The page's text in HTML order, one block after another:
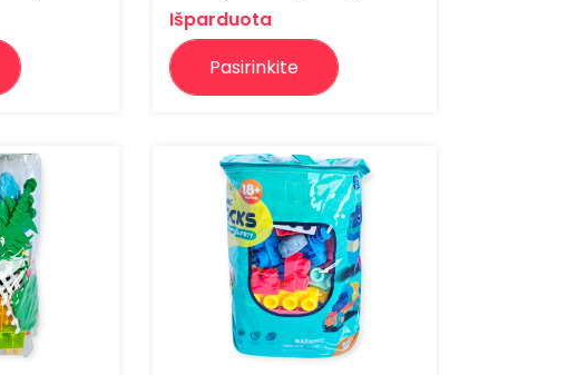
Išparduota
Pasirinkite